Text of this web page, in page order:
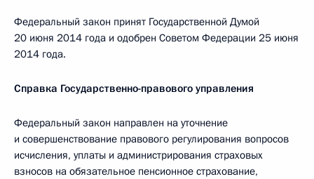
Федеральный закон принят Государственной Думой
20 июня 2014 года и одобрен Советом Федерации 25 июня
2014 года.
Справка Государственно-правового управления
Федеральный закон направлен на уточнение
и совершенствование правового регулирования вопросов
исчисления, уплаты и администрирования страховых
взносов на обязательное пенсионное страхование,